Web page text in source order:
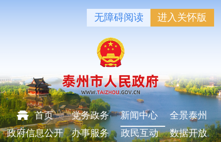
无障碍阅读 进入关怀版
首页 党务政务 新闻中心
全景泰州
政府信息公开
办事服务 政民互动 数据开放